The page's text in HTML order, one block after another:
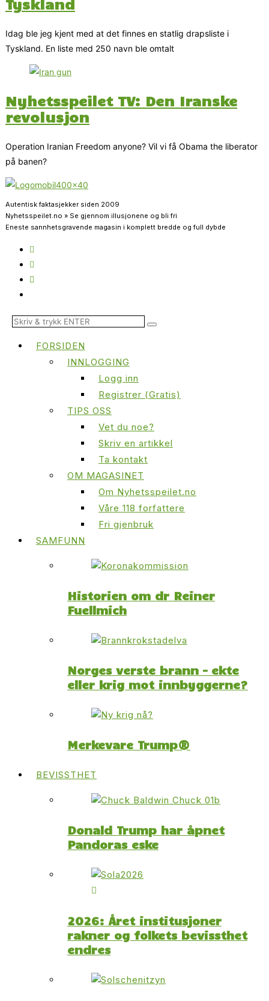
Idag ble jeg kjent med at det finnes en statlig drapsliste i
Tyskland. En liste med 250 navn ble omtalt
Nyhetsspeilet TV: Den Iranske
revolusjon
Operation Iranian Freedom anyone? Vil vi få Obama the liberator
på banen?
Autentisk faktasjekker siden 2009
Nyhetsspeilet.no » Se gjennom illusjonene og bli fri
Eneste sannhetsgravende magasin i komplett bredde og full dybde
FORSIDEN
INNLOGGING
Logg inn
Registrer (Gratis)
TIPS OSS
Vet du noe?
Skriv en artikkel
Ta kontakt
OM MAGASINET
Om Nyhetsspeilet.no
Våre 118 forfattere
Fri gjenbruk
SAMFUNN
Historien om dr Reiner
Fuellmich
Norges verste brann – ekte
eller krig mot innbyggerne?
Merkevare Trump®
BEVISSTHET
Donald Trump har åpnet
Pandoras eske
2026: Året institusjoner
rakner og folkets bevissthet
endres